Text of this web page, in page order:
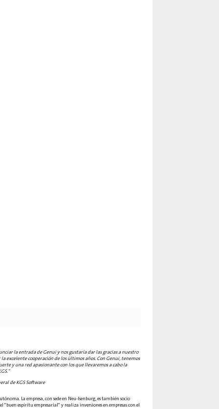
la entrada de Genui y nos gustaría dar las gracias a nuestro
excelente cooperación de los últimos años. Con Genui, tenemos
y una red apasionante con los que llevaremos a cabo la
de KGS Software
La empresa, con sede en Neu-Isenburg, es también socio
"buen espíritu empresarial" y realiza inversiones en empresas con el